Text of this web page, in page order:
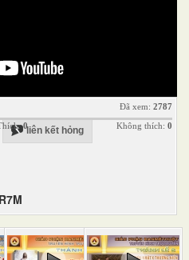
liên kết hỏng
Đã xem: 2787
0 Không thích: 0